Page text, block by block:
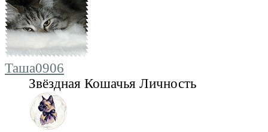
Таша0906
Звёздная Кошачья Личность